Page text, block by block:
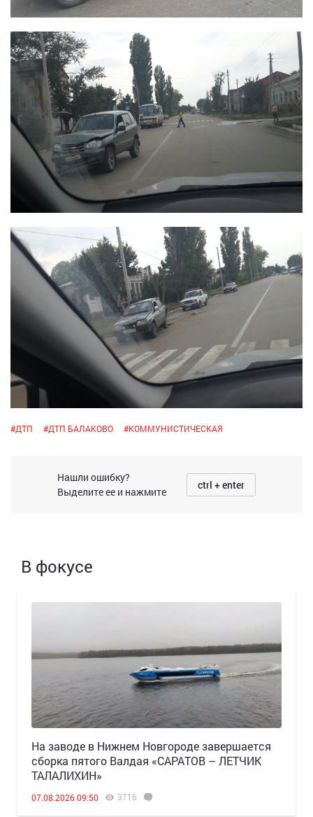
#ДТП #ДТП БАЛАКОВО #КОММУНИСТИЧЕСКАЯ
Нашли ошибку?
Выделите ее и нажмите
ctrl + enter
В фокусе
Н️а заводе в Нижнем Новгороде завершается
сборка пятого Валдая «САРАТОВ – ЛЕТЧИК
ТАЛАЛИХИН»
07.08.2026 09:50 3716